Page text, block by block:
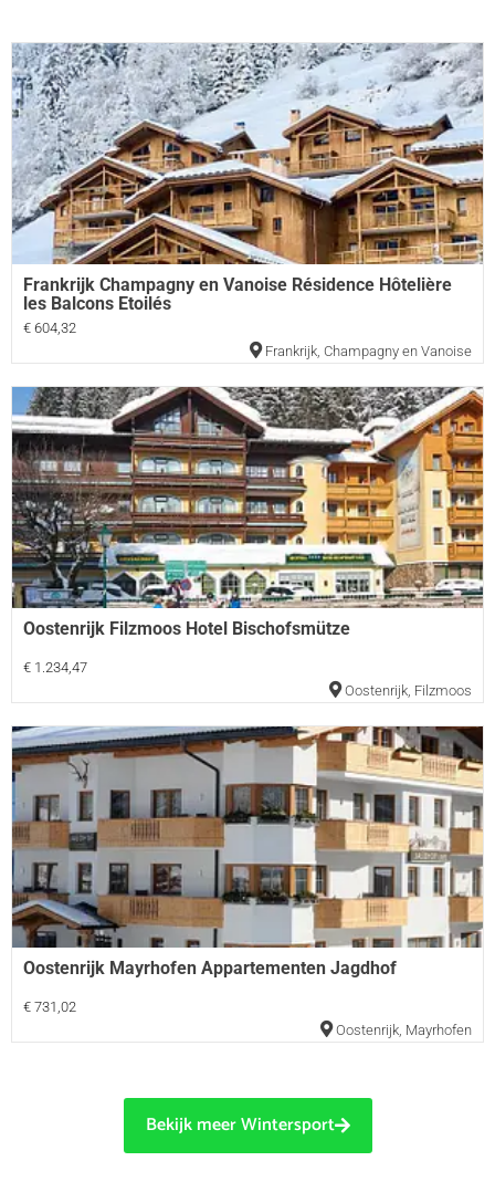
Frankrijk Champagny en Vanoise Résidence Hôtelière
les Balcons Etoilés
€ 604,32
Frankrijk, Champagny en Vanoise
Oostenrijk Filzmoos Hotel Bischofsmütze
€ 1.234,47
Oostenrijk, Filzmoos
Oostenrijk Mayrhofen Appartementen Jagdhof
€ 731,02
Oostenrijk, Mayrhofen
Bekijk meer Wintersport